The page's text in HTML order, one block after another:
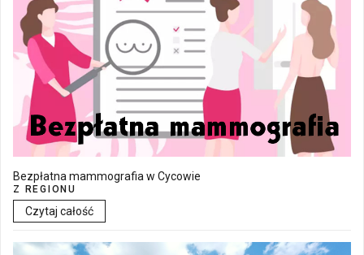
Bezpłatna mammografia w Cycowie
Z REGIONU
Czytaj całość